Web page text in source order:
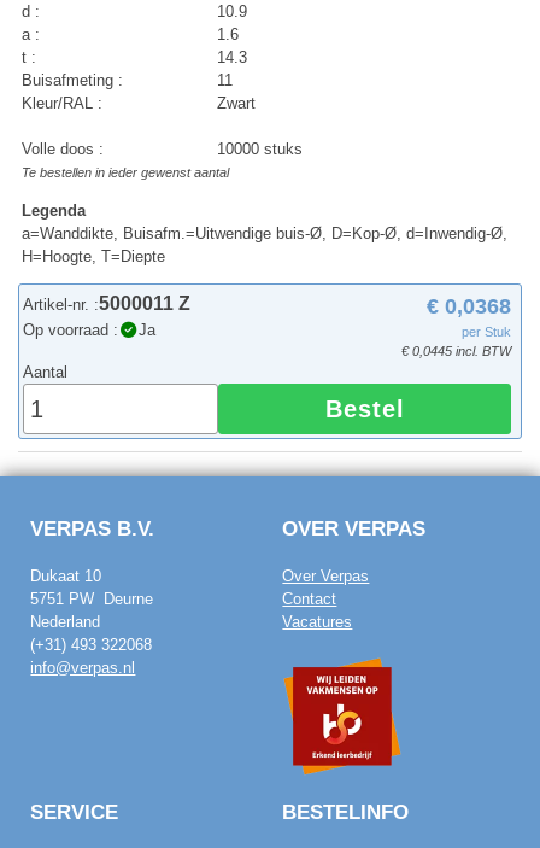
d :
10.9
a :
1.6
t :
14.3
Buisafmeting :
11
Kleur/RAL :
Zwart
Volle doos : 10000 stuks
Te bestellen in ieder gewenst aantal
Legenda
a=Wanddikte, Buisafm.=Uitwendige buis-Ø, D=Kop-Ø, d=Inwendig-Ø,
H=Hoogte, T=Diepte
Artikel-nr. :5000011 Z
Op voorraad : Ja
€ 0,0368
per Stuk
€ 0,0445 incl. BTW
Aantal
Bestel
VERPAS B.V.
Dukaat 10
5751 PW Deurne
Nederland
(+31) 493 322068
info@verpas.nl
OVER VERPAS
Over Verpas
Contact
Vacatures
SERVICE BESTELINFO